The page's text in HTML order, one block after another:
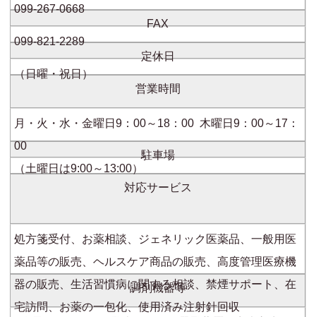
099-267-0668
FAX
099-821-2289
定休日
（日曜・祝日）
営業時間
月・火・水・金曜日9：00～18：00 木曜日9：00～17：
00
（土曜日は9:00～13:00）
駐車場
対応サービス
処方箋受付、お薬相談、ジェネリック医薬品、一般用医
薬品等の販売、ヘルスケア商品の販売、高度管理医療機
器の販売、生活習慣病に関する相談、禁煙サポート、在
宅訪問、お薬の一包化、使用済み注射針回収
調剤機器等